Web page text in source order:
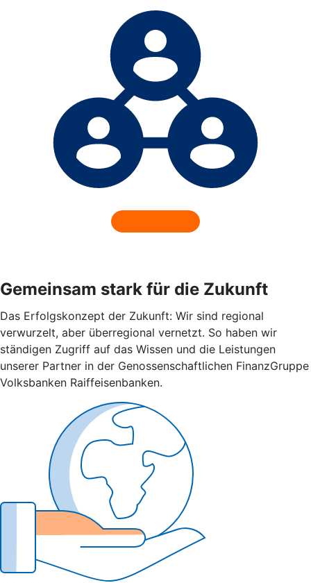
Gemeinsam stark für die Zukunft
Das Erfolgskonzept der Zukunft: Wir sind regional
verwurzelt, aber überregional vernetzt. So haben wir
ständigen Zugriff auf das Wissen und die Leistungen
unserer Partner in der Genossenschaftlichen FinanzGruppe
Volksbanken Raiffeisenbanken.